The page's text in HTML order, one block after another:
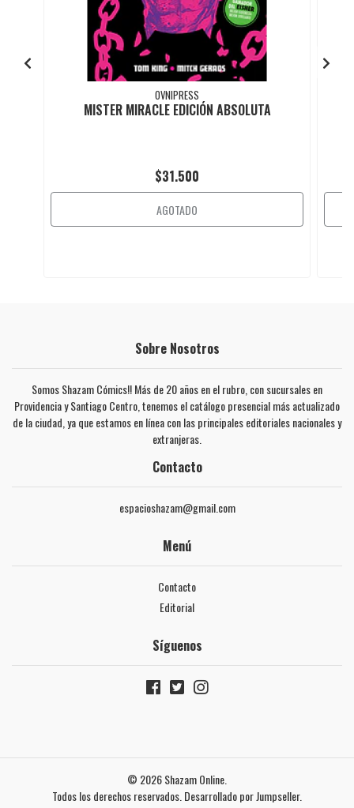
OVNIPRESS
MISTER MIRACLE EDICIÓN ABSOLUTA
$31.500
AGOTADO
Sobre Nosotros
Somos Shazam Cómics!! Más de 20 años en el rubro, con sucursales en
Providencia y Santiago Centro, tenemos el catálogo presencial más actualizado
de la ciudad, ya que estamos en línea con las principales editoriales nacionales y
extranjeras.
Contacto
espacioshazam@gmail.com
Menú
Contacto
Editorial
Síguenos
© 2026 Shazam Online.
Todos los derechos reservados. Desarrollado por Jumpseller.